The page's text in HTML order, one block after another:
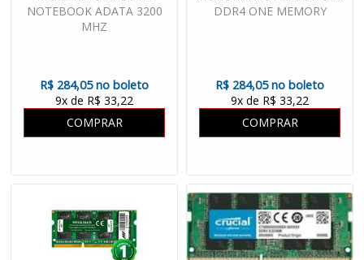
NOTEBOOK ADATA 3200
MHZ
R$ 284,05 no boleto
9x de R$ 33,22
COMPRAR
DDR4 ONE MEMORY
R$ 284,05 no boleto
9x de R$ 33,22
COMPRAR